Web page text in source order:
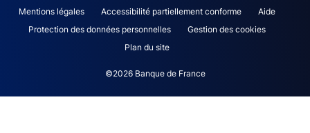
©2026 Banque de France
ACPR footer legal notice menu
Mentions légales Accessibilité partiellement conforme
Aide
Protection des données personnelles
Gestion des cookies
Plan du site